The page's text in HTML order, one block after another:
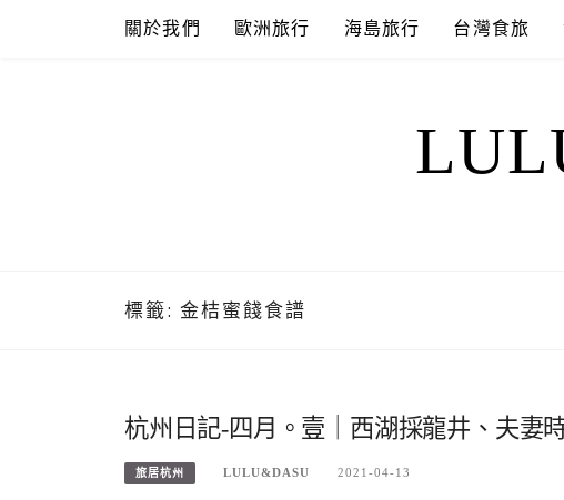
關於我們 歐洲旅行 海島旅行 台灣食旅
標籤: 金桔蜜餞食譜
杭州日記-四月。壹｜西湖採龍井、夫妻
旅居杭州 LULU&DASU 2021-04-13